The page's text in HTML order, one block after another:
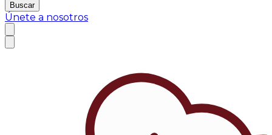
Buscar
Únete a nosotros